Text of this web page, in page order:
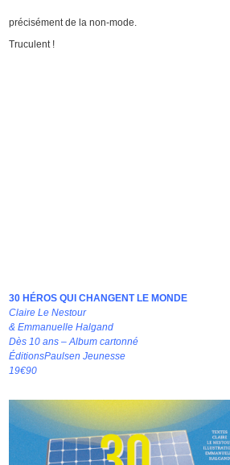
précisément de la non-mode.
Truculent !
30 HÉROS QUI CHANGENT LE MONDE
Claire Le Nestour
& Emmanuelle Halgand
Dès 10 ans – Album cartonné
ÉditionsPaulsen Jeunesse
19€90